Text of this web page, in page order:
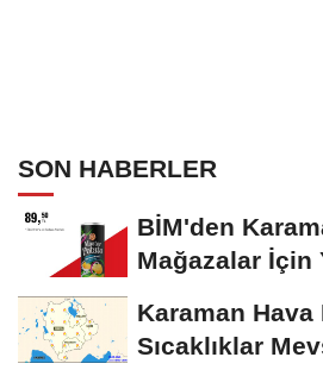
SON HABERLER
BİM'den
Mağazalar İçin
Karaman Hava
Sıcaklıklar